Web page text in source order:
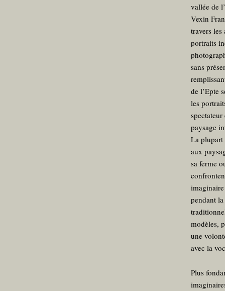
vallée de
Vexin
travers
portraits
sans
de l’Epte
les
paysage
La plupart
aux
sa ferme
pendant
modèles,
une
avec la
Plus